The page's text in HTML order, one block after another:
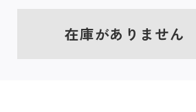
在庫がありません